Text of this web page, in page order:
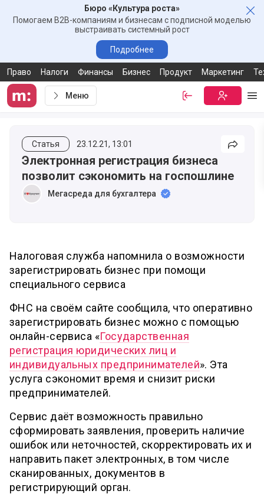
Бюро «Культура роста»
Помогаем B2B-компаниям и бизнесам с подписной моделью
выстраивать системный рост
Подробнее
Право Налоги Финансы Бизнес Продукт Маркетинг
Меню Войти
Статья 23.12.21, 13:01
Электронная регистрация бизнеса
позволит сэкономить на госпошлине
Мегасреда для бухгалтера
Налоговая служба напомнила о возможности
зарегистрировать бизнес при помощи
специального сервиса
ФНС на своём сайте сообщила, что оперативно
зарегистрировать бизнес можно с помощью
онлайн-сервиса «Государственная
регистрация юридических лиц и
индивидуальных предпринимателей». Эта
услуга сэкономит время и снизит риски
предпринимателей.
Сервис даёт возможность правильно
сформировать заявления, проверить наличие
ошибок или неточностей, скорректировать их и
направить пакет электронных, в том числе
сканированных, документов в
регистрирующий орган.